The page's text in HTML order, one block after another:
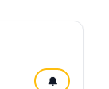
🔔